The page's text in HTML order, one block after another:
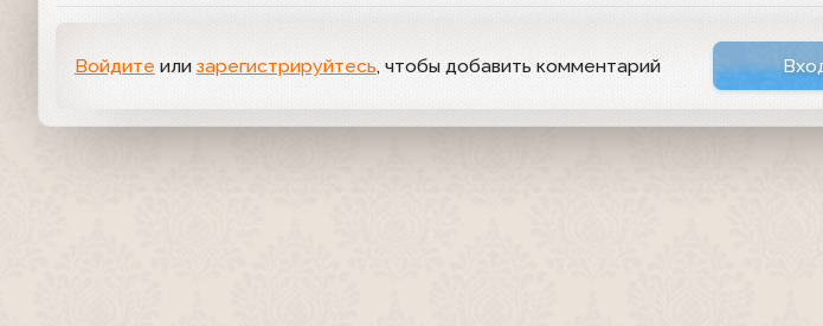
Войдите или зарегистрируйтесь, чтобы добавить комментарий